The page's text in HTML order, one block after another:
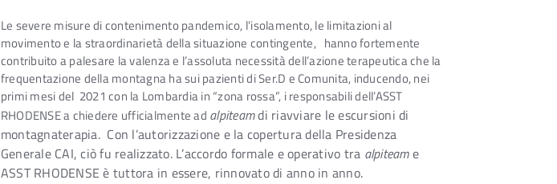
Le severe misure di contenimento pandemico, l’isolamento, le limitazioni al
movimento e la straordinarietà della situazione contingente, hanno fortemente
contribuito a palesare la valenza e l’assoluta necessità dell’azione terapeutica che la
frequentazione della montagna ha sui pazienti di Ser.D e Comunita, inducendo, nei
primi mesi del 2021 con la Lombardia in “zona rossa”, i responsabili dell’ASST
RHODENSE a chiedere ufficialmente ad alpiteamdi riavviare le escursioni di
montagnaterapia. Con l’autorizzazione e la copertura della Presidenza
Generale CAI, ciò fu realizzato. L’accordo formale e operativo tra alpiteame
ASST RHODENSE è tuttora in essere, rinnovato di anno in anno.